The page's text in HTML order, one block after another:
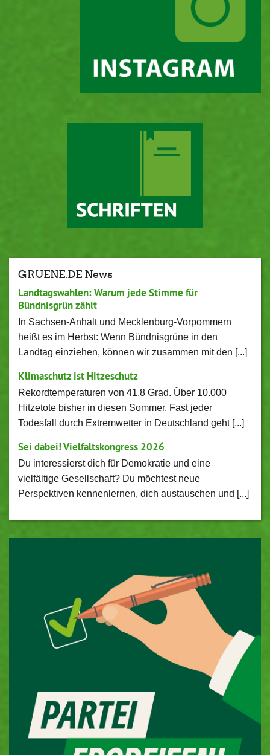
GRUENE.DE News
Landtagswahlen: Warum jede Stimme für
Bündnisgrün zählt
In Sachsen-Anhalt und Mecklenburg-Vorpommern
heißt es im Herbst: Wenn Bündnisgrüne in den
Landtag einziehen, können wir zusammen mit den [...]
Klimaschutz ist Hitzeschutz
Rekordtemperaturen von 41,8 Grad. Über 10.000
Hitzetote bisher in diesen Sommer. Fast jeder
Todesfall durch Extremwetter in Deutschland geht [...]
Sei dabei! Vielfaltskongress 2026
Du interessierst dich für Demokratie und eine
vielfältige Gesellschaft? Du möchtest neue
Perspektiven kennenlernen, dich austauschen und [...]